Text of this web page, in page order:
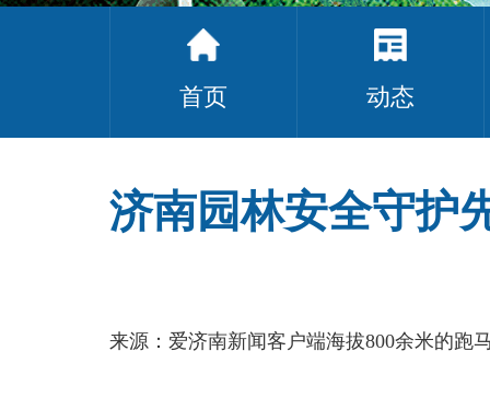
首页 动态
济南园林安全守护